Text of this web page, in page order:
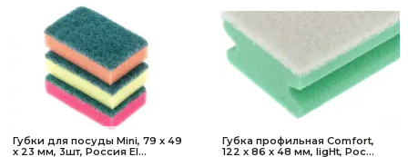
Губки для посуды Mini, 79 x 49
x 23 мм, 3шт, Россия El...
Губка профильная Comfort,
122 х 86 х 48 мм, ligHt, Рос...